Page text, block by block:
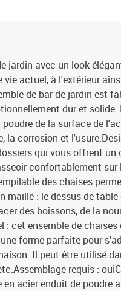
jardin avec un look
actuel, à l'extérieur
de bar de jardin est
dur et
de la surface de
la corrosion et
qui vous offrent
confortablement
des chaises
maille : le dessus de
des boissons, de la
cet ensemble de chaises
forme parfaite pour
Il peut être utilisé
requis :
acier enduit de poudre